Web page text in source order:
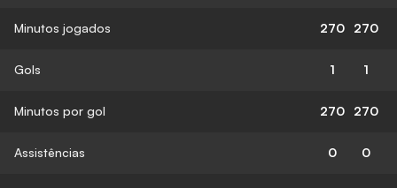
Minutos jogados 270 270
Gols 1 1
Minutos por gol 270 270
Assistências 0 0